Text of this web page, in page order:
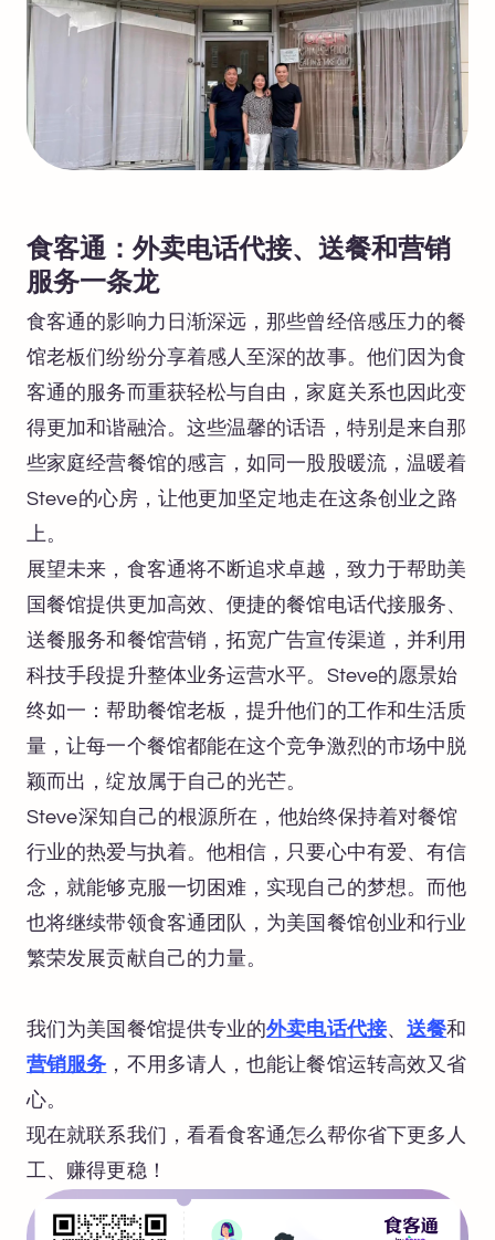
食客通：外卖电话代接、送餐和营销
服务一条龙
食客通的影响力日渐深远，那些曾经倍感压力的餐
馆老板们纷纷分享着感人至深的故事。他们因为食
客通的服务而重获轻松与自由，家庭关系也因此变
得更加和谐融洽。这些温馨的话语，特别是来自那
些家庭经营餐馆的感言，如同一股股暖流，温暖着
Steve的心房，让他更加坚定地走在这条创业之路
上。
展望未来，食客通将不断追求卓越，致力于帮助美
国餐馆提供更加高效、便捷的餐馆电话代接服务、
送餐服务和餐馆营销，拓宽广告宣传渠道，并利用
科技手段提升整体业务运营水平。Steve的愿景始
终如一：帮助餐馆老板，提升他们的工作和生活质
量，让每一个餐馆都能在这个竞争激烈的市场中脱
颖而出，绽放属于自己的光芒。
Steve深知自己的根源所在，他始终保持着对餐馆
行业的热爱与执着。他相信，只要心中有爱、有信
念，就能够克服一切困难，实现自己的梦想。而他
也将继续带领食客通团队，为美国餐馆创业和行业
繁荣发展贡献自己的力量。
我们为美国餐馆提供专业的外卖电话代接、 送餐和
营销服务 ，不用多请人，也能让餐馆运转高效又省
心。
现在就联系我们，看看食客通怎么帮你省下更多人
工、赚得更稳！